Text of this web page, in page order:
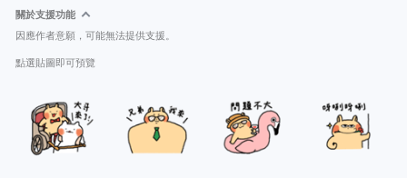
關於支援功能
因應作者意願，可能無法提供支援。
點選貼圖即可預覽